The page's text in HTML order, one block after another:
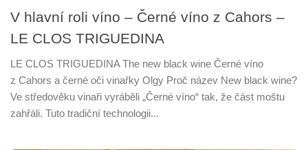
V hlavní roli víno – Černé víno z Cahors –
LE CLOS TRIGUEDINA
LE CLOS TRIGUEDINA The new black wine Černé víno
z Cahors a černé oči vinařky Olgy Proč název New black wine?
Ve středověku vinaři vyráběli „Černé víno“ tak, že část moštu
zahřáli. Tuto tradiční technologii...